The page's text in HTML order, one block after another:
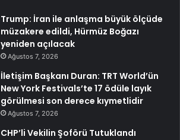
Trump: İran ile anlaşma büyük ölçüde
müzakere edildi, Hürmüz Boğazı
yeniden açılacak
Ağustos 7, 2026
İletişim Başkanı Duran: TRT World’ün
New York Festivals’te 17 ödüle layık
görülmesi son derece kıymetlidir
Ağustos 7, 2026
CHP’li Vekilin Şoförü Tutuklandı